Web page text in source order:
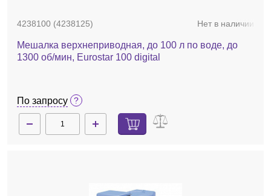
4238100 (4238125) Нет в наличии
Мешалка верхнеприводная, до 100 л по воде, до
1300 об/мин, Eurostar 100 digital
По запросу